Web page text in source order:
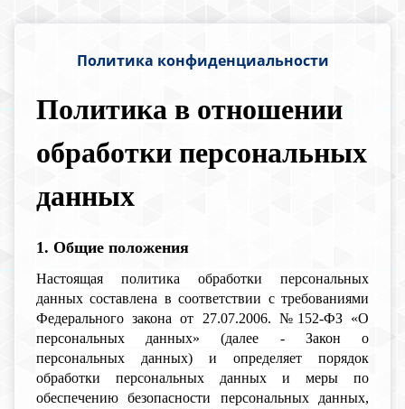
Политика конфиденциальности
Политика в отношении
обработки персональных
данных
1. Общие положения
Настоящая политика обработки персональных
данных составлена в соответствии с требованиями
Федерального закона от 27.07.2006. №152-ФЗ «О
персональных данных» (далее - Закон о
персональных данных) и определяет порядок
обработки персональных данных и меры по
обеспечению безопасности персональных данных,